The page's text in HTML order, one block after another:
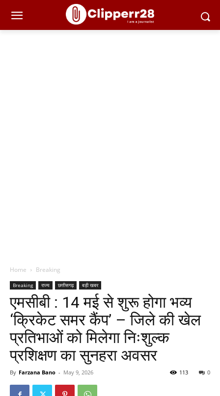
Home Breaking
Breaking राज्य छत्तीसगढ़ बड़ी खबर
एमसीबी : 14 मई से शुरू होगा भव्य
‘क्रिकेट समर कैंप’ – जिले की खेल
प्रतिभाओं को मिलेगा निःशुल्क
प्रशिक्षण का सुनहरा अवसर
By Farzana Bano - May 9, 2026 0
113